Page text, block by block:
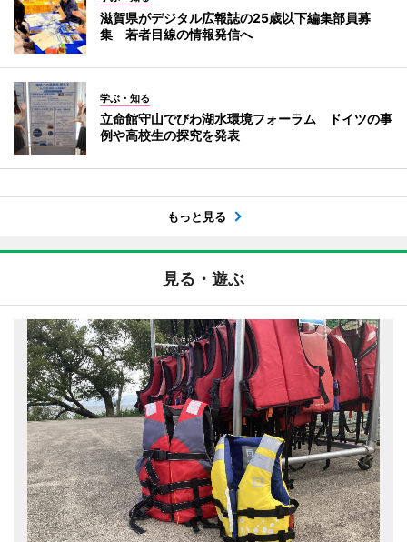
滋賀県がデジタル広報誌の25歳以下編集部員募
集 若者目線の情報発信へ
学ぶ・知る
立命館守山でびわ湖水環境フォーラム ドイツの事
例や高校生の探究を発表
もっと見る
見る・遊ぶ